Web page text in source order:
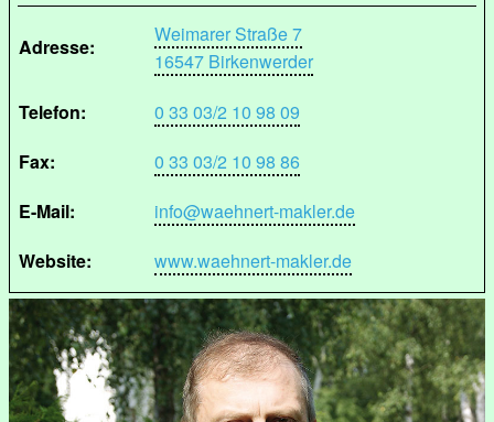
Adresse:
Weimarer Straße 7
16547 Birkenwerder
Telefon:
0 33 03/2 10 98 09
Fax:
0 33 03/2 10 98 86
E-Mail:
info@waehnert-makler.de
Website:
www.waehnert-makler.de